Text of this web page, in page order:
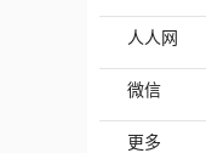
人人网
微信
更多